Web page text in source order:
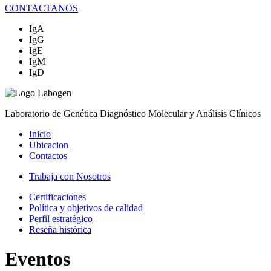
CONTACTANOS
IgA
IgG
IgE
IgM
IgD
Laboratorio de Genética Diagnóstico Molecular y Análisis Clínicos
Inicio
Ubicacion
Contactos
Trabaja con Nosotros
Certificaciones
Política y objetivos de calidad
Perfil estratégico
Reseña histórica
Eventos